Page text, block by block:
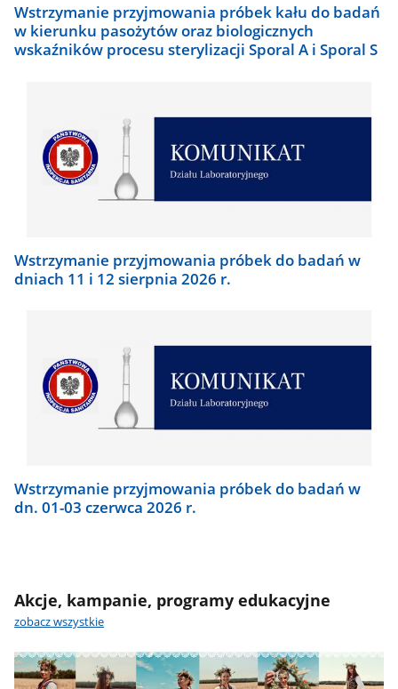
Wstrzymanie przyjmowania próbek kału do badań
w kierunku pasożytów oraz biologicznych
wskaźników procesu sterylizacji Sporal A i Sporal S
Wstrzymanie przyjmowania próbek do badań w
dniach 11 i 12 sierpnia 2026 r.
Wstrzymanie przyjmowania próbek do badań w
dn. 01-03 czerwca 2026 r.
Akcje, kampanie, programy edukacyjne
zobacz wszystkie